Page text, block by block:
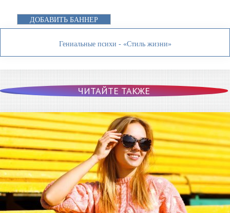
ДОБАВИТЬ БАННЕР
Гениальные психи - «Стиль жизни»
ЧИТАЙТЕ ТАКЖЕ